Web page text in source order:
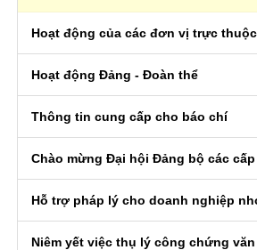
Hoạt động của các đơn vị trực thuộc
Hoạt động Đảng - Đoàn thể
Thông tin cung cấp cho báo chí
Chào mừng Đại hội Đảng bộ các cấp
Hỗ trợ pháp lý cho doanh nghiệp
Niêm yết việc thụ lý công chứng